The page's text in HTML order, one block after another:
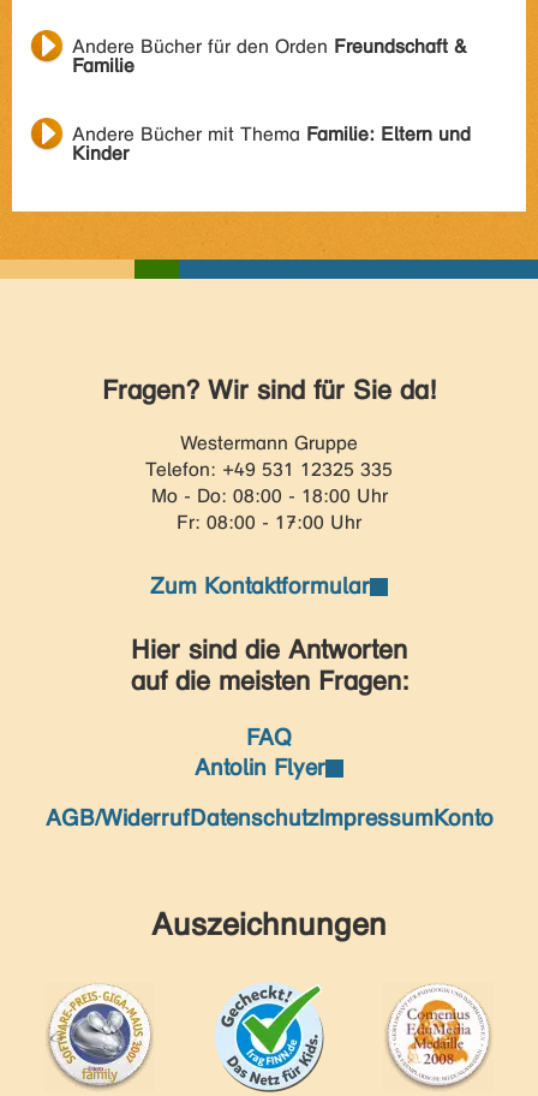
Andere Bücher für den Orden Freundschaft &
Familie
Andere Bücher mit Thema Familie: Eltern und
Kinder